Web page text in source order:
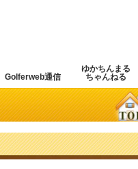
Golferweb通信
ゆかちんまる
ちゃんねる